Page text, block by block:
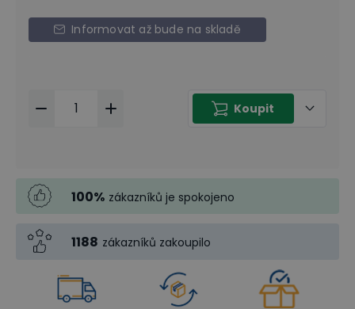
Informovat až bude na skladě
Koupit
100% zákazníků je spokojeno
1188 zákazníků zakoupilo